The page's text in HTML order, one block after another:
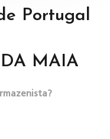
Portugal
MAIA